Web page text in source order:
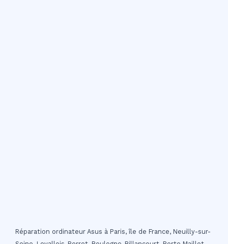
Réparation ordinateur Asus à Paris, île de France, Neuilly-sur-